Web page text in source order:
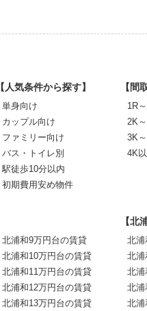
【人気条件から探す】
単身向け
カップル向け
ファミリー向け
バス・トイレ別
駅徒歩10分以内
初期費用安め物件
【間
1R
2K
3K
4K
北浦和9万円台の賃貸
北浦和10万円台の賃貸
北浦和11万円台の賃貸
北浦和12万円台の賃貸
北浦和13万円台の賃貸
【北
北浦
北浦
北浦
北浦
北浦